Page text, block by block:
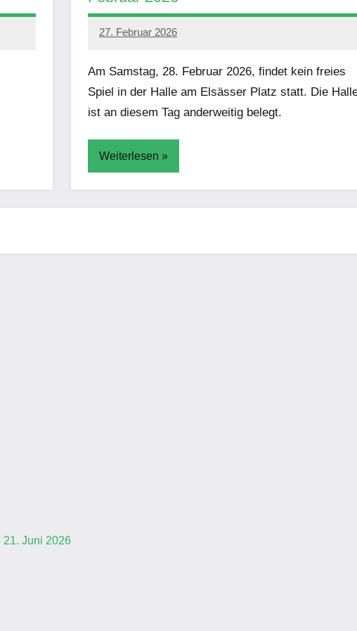
27. Februar 2026
Am Samstag, 28. Februar 2026, findet kein freies
Spiel in der Halle am Elsässer Platz statt. Die
ist an diesem Tag anderweitig belegt.
Weiterlesen
21. Juni 2026